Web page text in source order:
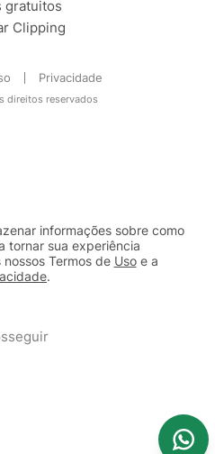
gratuitos
Clipping
Privacidade
direitos reservados
informações sobre como
tornar sua experiência
Termos de Usoe a
.